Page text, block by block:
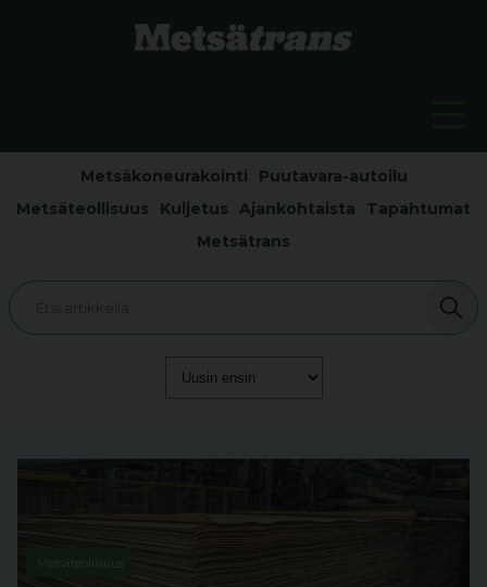
Metsäkoneurakointi
Puutavara-autoilu
Metsäteollisuus
Kuljetus Ajankohtaista
Tapahtumat
Metsätrans
Metsäteollisuus